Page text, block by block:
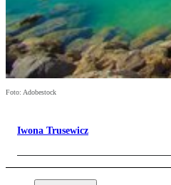
Foto: Adobestock
Iwona Trusewicz